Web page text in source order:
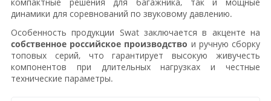
динамики для соревнований по звуковому давлению.
Особенность продукции Swat заключается в акценте на
собственное российское производство и ручную сборку
топовых серий, что гарантирует высокую живучесть
компонентов при длительных нагрузках и честные
технические параметры.